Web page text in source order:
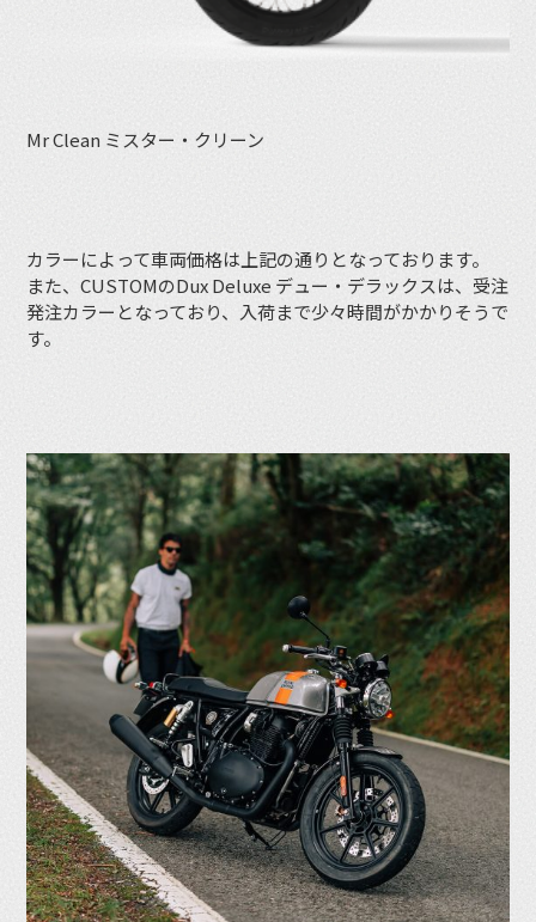
Mr Clean ミスター・クリーン
カラーによって車両価格は上記の通りとなっております。
また、CUSTOMのDux Deluxe デュー・デラックスは、受注
発注カラーとなっており、入荷まで少々時間がかかりそうで
す。